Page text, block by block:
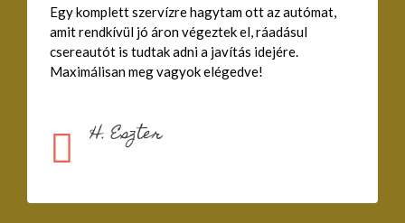
Egy komplett szervízre hagytam ott az autómat,
amit rendkívül jó áron végeztek el, ráadásul
csereautót is tudtak adni a javítás idejére.
Maximálisan meg vagyok elégedve!
H. Eszter